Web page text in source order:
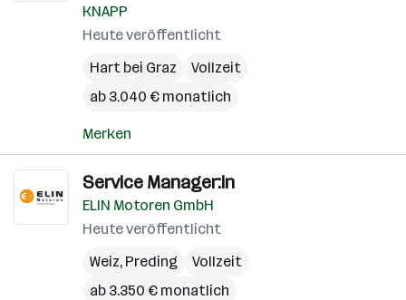
KNAPP
Heute veröffentlicht
Hart bei Graz
Vollzeit
ab 3.040 € monatlich
Merken
Service Manager:in
ELIN Motoren GmbH
Heute veröffentlicht
Weiz, Preding
Vollzeit
ab 3.350 € monatlich